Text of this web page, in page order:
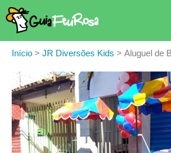
Início > JR Diversões Kids > Aluguel de